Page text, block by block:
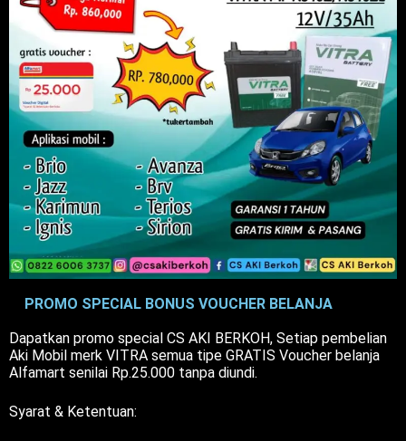
PROMO SPECIAL BONUS VOUCHER BELANJA
Dapatkan promo special CS AKI BERKOH, Setiap pembelian
Aki Mobil merk VITRA semua tipe GRATIS Voucher belanja
Alfamart senilai Rp.25.000 tanpa diundi.
Syarat & Ketentuan: